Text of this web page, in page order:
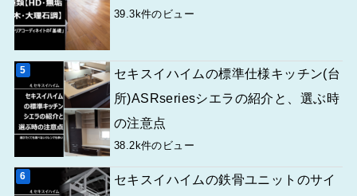
39.3k件のビュー
セキスイハイムの標準仕様キッチン(台
所)ASRseriesシエラの紹介と、選ぶ時
の注意点
38.2k件のビュー
セキスイハイムの鉄骨ユニットのサイ